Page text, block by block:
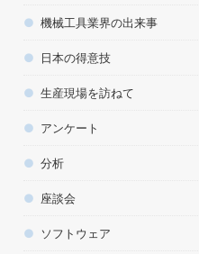
機械工具業界の出来事
日本の得意技
生産現場を訪ねて
アンケート
分析
座談会
ソフトウェア